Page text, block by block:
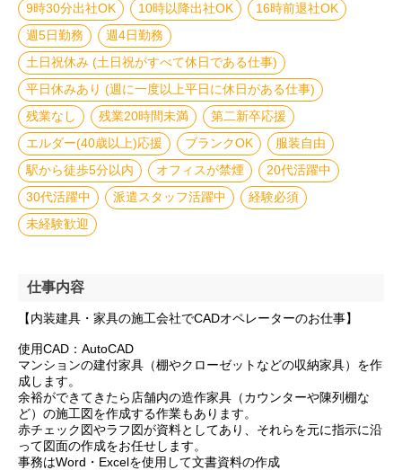
9時30分出社OK 10時以降出社OK
16時前退社OK
週5日勤務
週4日勤務
土日祝休み (土日祝がすべて休日である仕事)
平日休みあり (週に一度以上平日に休日がある仕事)
残業なし
残業20時間未満
第二新卒応援
エルダー(40歳以上)応援
ブランクOK
服装自由
駅から徒歩5分以内
オフィスが禁煙
20代活躍中
30代活躍中
派遣スタッフ活躍中
経験必須
未経験歓迎
仕事内容
【内装建具・家具の施工会社でCADオペレーターのお仕事】
使用CAD：AutoCAD
マンションの建付家具（棚やクローゼットなどの収納家具）を作
成します。
余裕ができてきたら店舗内の造作家具（カウンターや陳列棚な
ど）の施工図を作成する作業もあります。
赤チェック図やラフ図が資料としてあり、それらを元に指示に沿
って図面の作成をお任せします。
事務はWord・Excelを使用して文書資料の作成